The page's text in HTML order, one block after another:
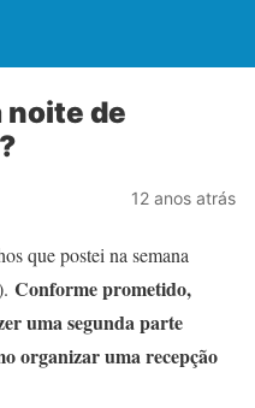
noite de
12 anos atrás
que postei na semana
Conforme prometido,
uma segunda parte
organizar uma recepção